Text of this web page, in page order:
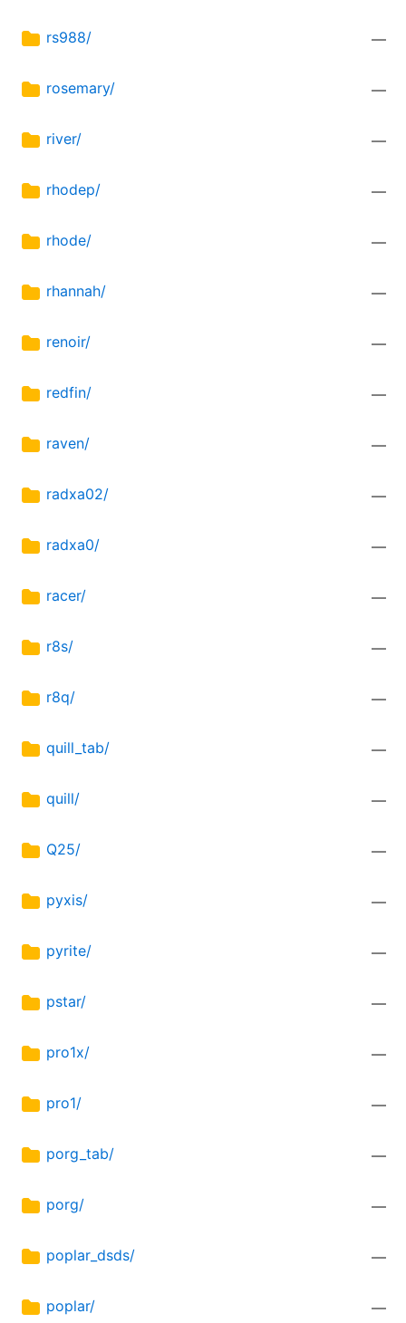
rs988/ —
rosemary/ —
river/ —
rhodep/ —
rhode/ —
rhannah/ —
renoir/ —
redfin/ —
raven/ —
radxa02/ —
radxa0/ —
racer/ —
r8s/ —
r8q/ —
quill_tab/ —
quill/ —
Q25/ —
pyxis/ —
pyrite/ —
pstar/ —
pro1x/ —
pro1/ —
porg_tab/ —
porg/ —
poplar_dsds/ —
poplar/ —